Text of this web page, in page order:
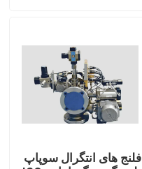
فلنج های انتگرال سوپاپ